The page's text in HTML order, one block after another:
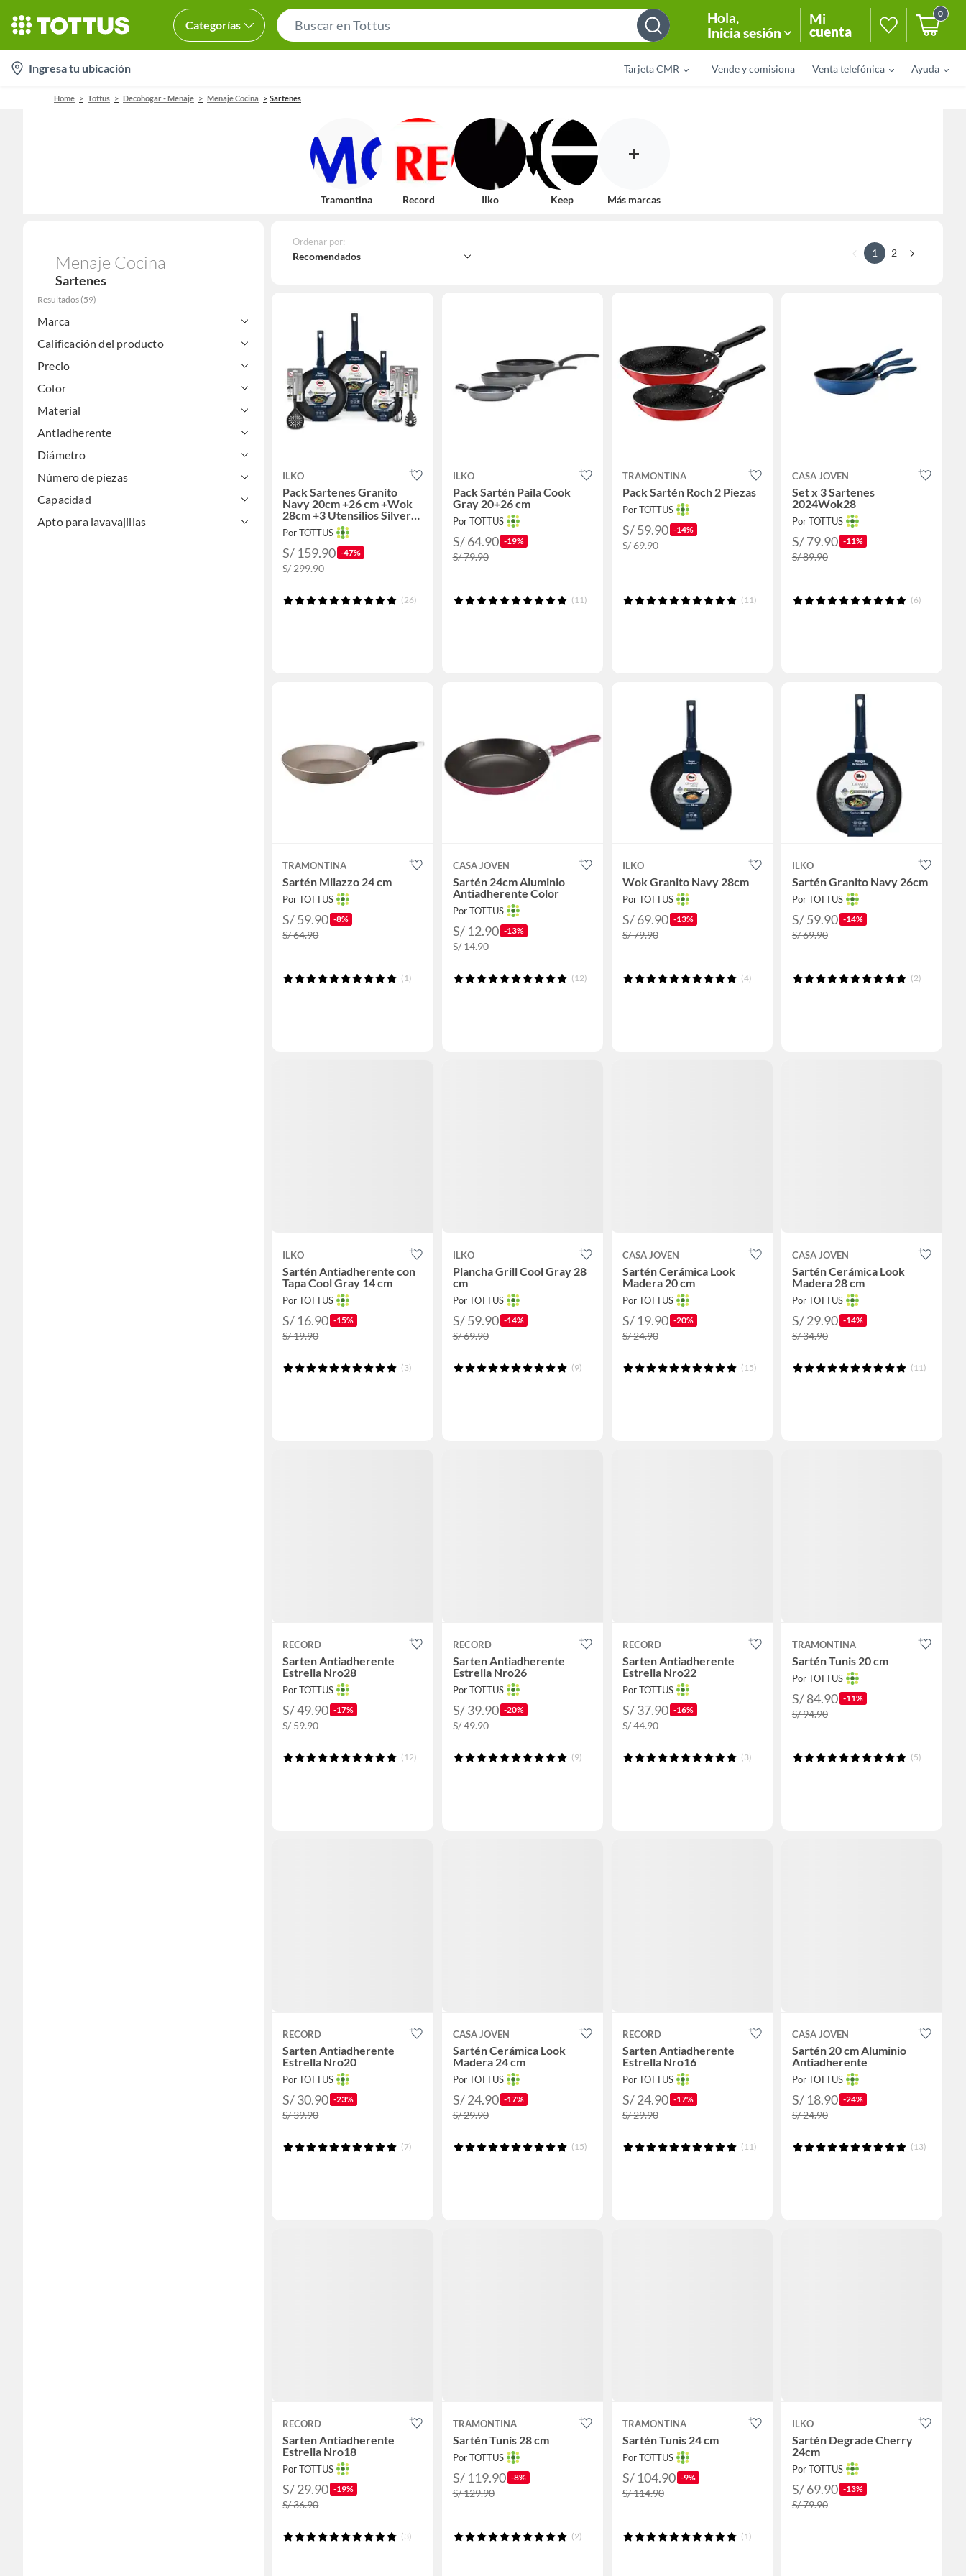
Categorías
Bar
Hola,
Inicia sesión
Mi
cuenta
0
location-
icon
Ingresa tu ubicación Tarjeta CMR Vende y comisiona Venta telefónica Ayuda
Home Tottus Decohogar - Menaje Menaje Cocina Sartenes
Tramontina Record Ilko Keep Más marcas
Menaje Cocina
Sartenes
Resultados (59)
Marca
Calificación del producto
Precio
Color
Material
Antiadherente
Diámetro
Número de piezas
Capacidad
Apto para lavavajillas
Ordenar por:
Recomendados 1 2
ILKO
Pack Sartenes Granito
Navy 20cm +26 cm +Wok
28cm +3 Utensilios Silver
Industrial
Por TOTTUS
S/ 159.90 -47%
S/ 299.90
(26)
ILKO
Pack Sartén Paila Cook
Gray 20+26 cm
Por TOTTUS
S/ 64.90 -19%
S/ 79.90
(11)
TRAMONTINA
Pack Sartén Roch 2 Piezas
Por TOTTUS
S/ 59.90 -14%
S/ 69.90
(11)
CASA JOVEN
Set x 3 Sartenes
2024Wok28
Por TOTTUS
S/ 79.90 -11%
S/ 89.90
(6)
TRAMONTINA
Sartén Milazzo 24 cm
Por TOTTUS
S/ 59.90 -8%
S/ 64.90
(1)
CASA JOVEN
Sartén 24cm Aluminio
Antiadherente Color
Por TOTTUS
S/ 12.90 -13%
S/ 14.90
(12)
ILKO
Wok Granito Navy 28cm
Por TOTTUS
S/ 69.90 -13%
S/ 79.90
(4)
ILKO
Sartén Granito Navy 26cm
Por TOTTUS
S/ 59.90 -14%
S/ 69.90
(2)
ILKO
Sartén Antiadherente con
Tapa Cool Gray 14 cm
Por TOTTUS
S/ 16.90 -15%
S/ 19.90
(3)
ILKO
Plancha Grill Cool Gray 28
cm
Por TOTTUS
S/ 59.90 -14%
S/ 69.90
(9)
CASA JOVEN
Sartén Cerámica Look
Madera 20 cm
Por TOTTUS
S/ 19.90 -20%
S/ 24.90
(15)
CASA JOVEN
Sartén Cerámica Look
Madera 28 cm
Por TOTTUS
S/ 29.90 -14%
S/ 34.90
(11)
RECORD
Sarten Antiadherente
Estrella Nro28
Por TOTTUS
S/ 49.90 -17%
S/ 59.90
(12)
RECORD
Sarten Antiadherente
Estrella Nro26
Por TOTTUS
S/ 39.90 -20%
S/ 49.90
(9)
RECORD
Sarten Antiadherente
Estrella Nro22
Por TOTTUS
S/ 37.90 -16%
S/ 44.90
(3)
TRAMONTINA
Sartén Tunis 20 cm
Por TOTTUS
S/ 84.90 -11%
S/ 94.90
(5)
RECORD
Sarten Antiadherente
Estrella Nro20
Por TOTTUS
S/ 30.90 -23%
S/ 39.90
(7)
CASA JOVEN
Sartén Cerámica Look
Madera 24 cm
Por TOTTUS
S/ 24.90 -17%
S/ 29.90
(15)
RECORD
Sarten Antiadherente
Estrella Nro16
Por TOTTUS
S/ 24.90 -17%
S/ 29.90
(11)
CASA JOVEN
Sartén 20 cm Aluminio
Antiadherente
Por TOTTUS
S/ 18.90 -24%
S/ 24.90
(13)
RECORD
Sarten Antiadherente
Estrella Nro18
Por TOTTUS
S/ 29.90 -19%
S/ 36.90
(3)
TRAMONTINA
Sartén Tunis 28 cm
Por TOTTUS
S/ 119.90 -8%
S/ 129.90
(2)
TRAMONTINA
Sartén Tunis 24 cm
Por TOTTUS
S/ 104.90 -9%
S/ 114.90
(1)
ILKO
Sartén Degrade Cherry
24cm
Por TOTTUS
S/ 69.90 -13%
S/ 79.90